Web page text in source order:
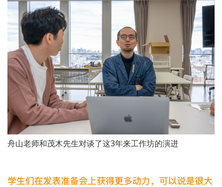
舟山老师和茂木先生对谈了这3年来工作坊的演进
学生们在发表准备会上获得更多动力，可以说是很大